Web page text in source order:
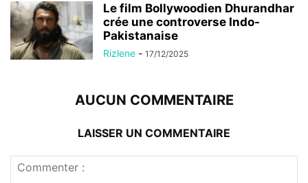
Le film Bollywoodien Dhurandhar
crée une controverse Indo-
Pakistanaise
Rizlene - 17/12/2025
AUCUN COMMENTAIRE
LAISSER UN COMMENTAIRE